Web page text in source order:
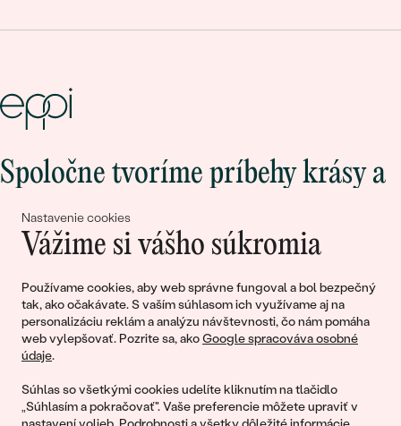
Nastavenie cookies
Vážime si vášho súkromia
Používame cookies, aby web správne fungoval a bol bezpečný
tak, ako očakávate. S vaším súhlasom ich využívame aj na
personalizáciu reklám a analýzu návštevnosti, čo nám pomáha
web vylepšovať. Pozrite sa, akoGoogle spracováva osobné
údaje.
Súhlas so všetkými cookies udelíte kliknutím na tlačidlo
„Súhlasím a pokračovať". Vaše preferencie môžete upraviť v
Spoločne tvoríme príbehy krásy a
lásky
Pripojte sa k nám!